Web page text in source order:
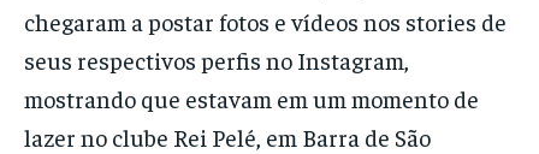
chegaram a postar fotos e vídeos nos stories de
seus respectivos perfis no Instagram,
mostrando que estavam em um momento de
lazer no clube Rei Pelé, em Barra de São